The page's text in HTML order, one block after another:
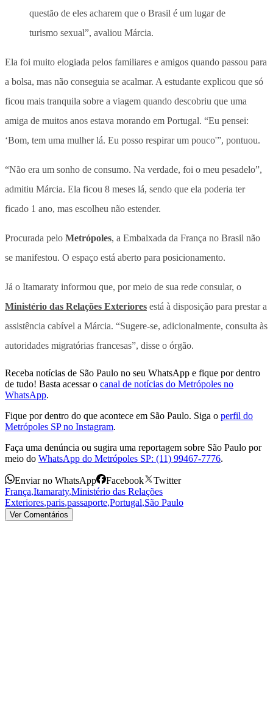
questão de eles acharem que o Brasil é um lugar de
turismo sexual”, avaliou Márcia.
Ela foi muito elogiada pelos familiares e amigos quando passou para
a bolsa, mas não conseguia se acalmar. A estudante explicou que só
ficou mais tranquila sobre a viagem quando descobriu que uma
amiga de muitos anos estava morando em Portugal. “Eu pensei:
‘Bom, tem uma mulher lá. Eu posso respirar um pouco'”, pontuou.
“Não era um sonho de consumo. Na verdade, foi o meu pesadelo”,
admitiu Márcia. Ela ficou 8 meses lá, sendo que ela poderia ter
ficado 1 ano, mas escolheu não estender.
Procurada pelo Metrópoles, a Embaixada da França no Brasil não
se manifestou. O espaço está aberto para posicionamento.
Já o Itamaraty informou que, por meio de sua rede consular, o
Ministério das Relações Exteriores está à disposição para prestar a
assistência cabível a Márcia. “Sugere-se, adicionalmente, consulta às
autoridades migratórias francesas”, disse o órgão.
Receba notícias de São Paulo no seu WhatsApp e fique por dentro
de tudo! Basta acessar o canal de notícias do Metrópoles no
WhatsApp.
Fique por dentro do que acontece em São Paulo. Siga o perfil do
Metrópoles SP no Instagram.
Faça uma denúncia ou sugira uma reportagem sobre São Paulo por
meio do WhatsApp do Metrópoles SP: (11) 99467-7776.
Enviar no WhatsApp Facebook
Twitter
França,Itamaraty,Ministério das Relações
Exteriores,paris,passaporte,Portugal,São Paulo
Ver Comentários